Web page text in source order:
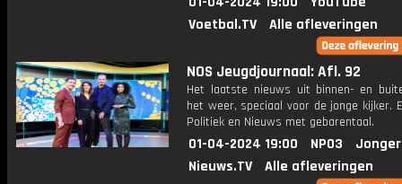
Voetbal.TV
Alle afleveringen
NOS Jeugdjournaal: Afl. 92
Het laatste nieuws uit binnen- en
het weer, speciaal voor de jonge kijker.
Politiek en Nieuws met gebarentaal.
01-04-2024 19:00 NPO3
Nieuws.TV
Alle afleveringen